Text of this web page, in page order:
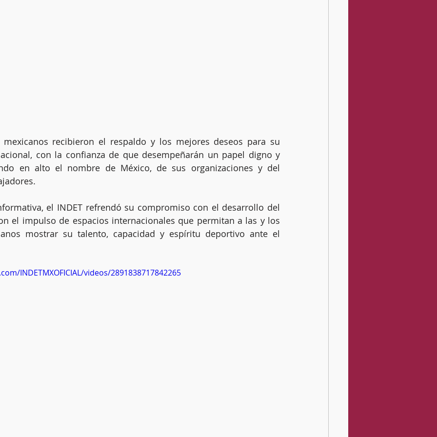
mexicanos recibieron el respaldo y los mejores deseos para su
con la confianza de que desempeñarán un papel digno y
en alto el nombre de México, de sus organizaciones y del
el INDET refrendó su compromiso con el desarrollo del
el impulso de espacios internacionales que permitan a las y los
mostrar su talento, capacidad y espíritu deportivo ante el
INDETMXOFICIAL/videos/2891838717842265